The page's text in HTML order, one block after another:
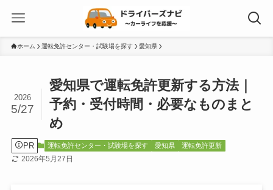
ホーム 運転免許センター・試験場を探す 愛知県
愛知県で運転免許更新する方法｜
予約・受付時間・必要なものまと
め
2026
5/27
PR 運転免許センター・試験場を探す 愛知県 運転免許更新
2026年5月27日